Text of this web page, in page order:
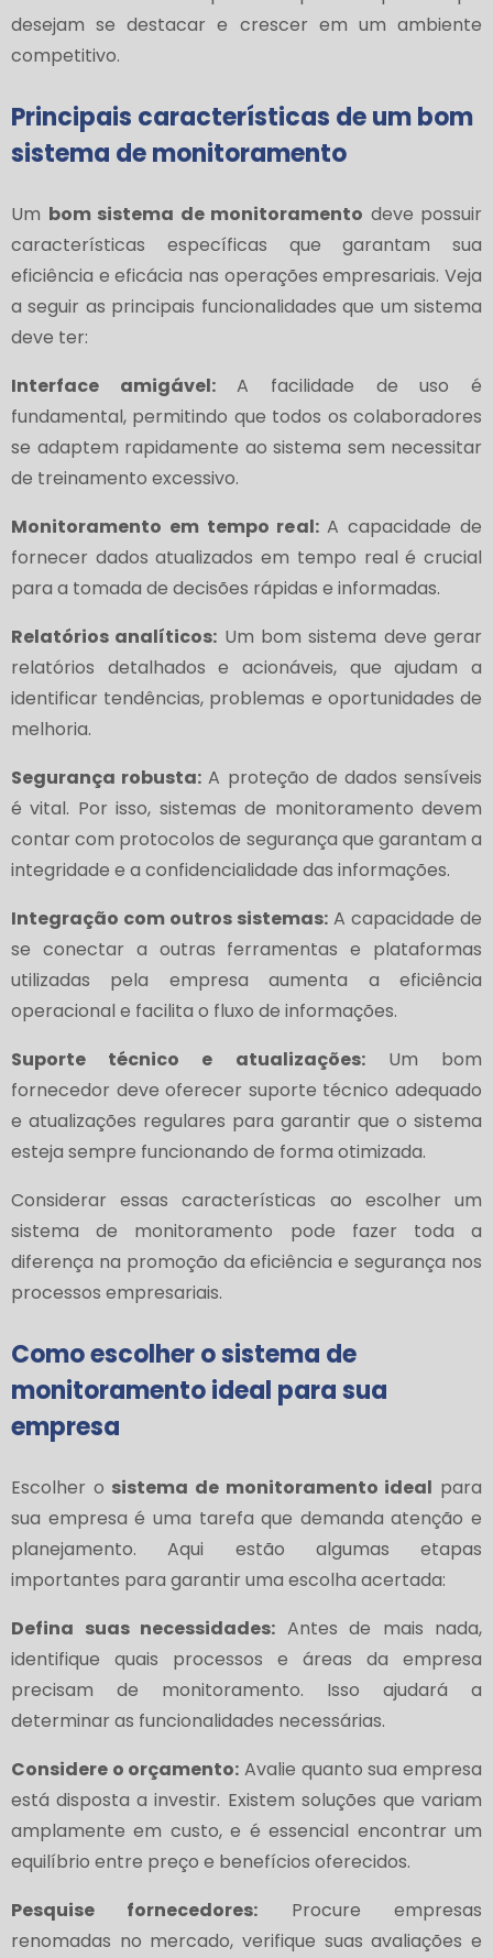
desejam se destacar e crescer em um ambiente
competitivo.
Principais características de um bom
sistema de monitoramento
Um bom sistema de monitoramento deve possuir
características específicas que garantam sua
eficiência e eficácia nas operações empresariais. Veja
a seguir as principais funcionalidades que um sistema
deve ter:
Interface amigável:A facilidade de uso é
fundamental, permitindo que todos os colaboradores
se adaptem rapidamente ao sistema sem necessitar
de treinamento excessivo.
Monitoramento em tempo real:A capacidade de
fornecer dados atualizados em tempo real é crucial
para a tomada de decisões rápidas e informadas.
Relatórios analíticos: Um bom sistema deve gerar
relatórios detalhados e acionáveis, que ajudam a
identificar tendências, problemas e oportunidades de
melhoria.
Segurança robusta: A proteção de dados sensíveis
é vital. Por isso, sistemas de monitoramento devem
contar com protocolos de segurança que garantam a
integridade e a confidencialidade das informações.
Integração com outros sistemas: A capacidade de
se conectar a outras ferramentas e plataformas
utilizadas pela empresa aumenta a eficiência
operacional e facilita o fluxo de informações.
Suporte técnico e atualizações:Um bom
fornecedor deve oferecer suporte técnico adequado
e atualizações regulares para garantir que o sistema
esteja sempre funcionando de forma otimizada.
Considerar essas características ao escolher um
sistema de monitoramento pode fazer toda a
diferença na promoção da eficiência e segurança nos
processos empresariais.
Como escolher o sistema de
monitoramento ideal para sua
empresa
Escolher o sistema de monitoramento ideal para
sua empresa é uma tarefa que demanda atenção e
planejamento. Aqui estão algumas etapas
importantes para garantir uma escolha acertada:
Defina suas necessidades: Antes de mais nada,
identifique quais processos e áreas da empresa
precisam de monitoramento. Isso ajudará a
determinar as funcionalidades necessárias.
Considere o orçamento: Avalie quanto sua empresa
está disposta a investir. Existem soluções que variam
amplamente em custo, e é essencial encontrar um
equilíbrio entre preço e benefícios oferecidos.
Pesquise fornecedores: Procure empresas
renomadas no mercado, verifique suas avaliações e